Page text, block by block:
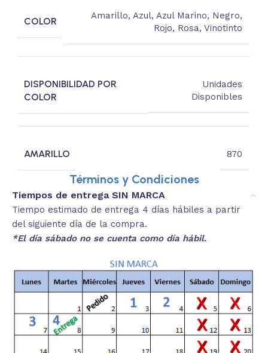
COLOR
Amarillo, Azul, Azul Marino, Negro,
Rojo, Rosa,Vinotinto
DISPONIBILIDAD POR
COLOR
Unidades
Disponibles
AMARILLO 870
Términos y Condiciones
Tiempos de entrega SIN MARCA
Tiempo estimado de entrega 4 días hábiles a partir
del siguiente día de la compra.
*El día sábado no se cuenta como día hábil.